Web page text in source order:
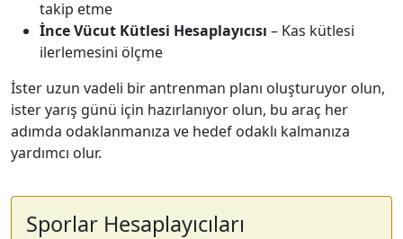
takip etme
İnce Vücut Kütlesi Hesaplayıcısı – Kas kütlesi
ilerlemesini ölçme
İster uzun vadeli bir antrenman planı oluşturuyor olun,
ister yarış günü için hazırlanıyor olun, bu araç her
adımda odaklanmanıza ve hedef odaklı kalmanıza
yardımcı olur.
Sporlar Hesaplayıcıları